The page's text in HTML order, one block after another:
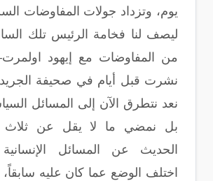
يوم، وتزداد جولات المفاوضات
ليصف لنا فخامة الرئيس تلك
من المفاوضات مع إيهود
نشرت قبل أيام في صحيفة
نعد نتطرق الآن إلى المسائل
بل نمضي ما لا يقل عن
الحديث عن المسائل
اختلف الوضع عما كان عليه